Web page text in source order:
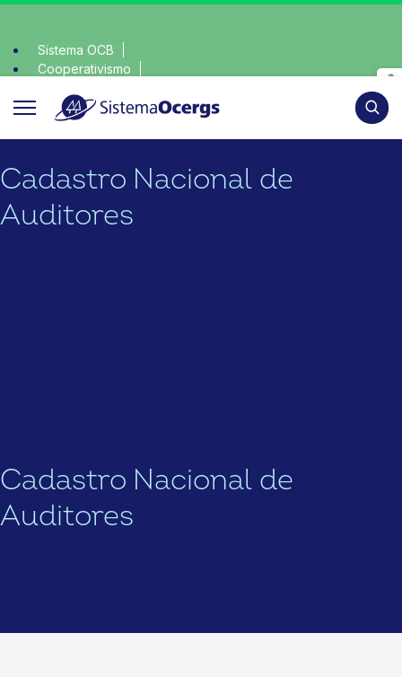
Sistema OCB
Cooperativismo
Cadastro Nacional de
Auditores
Cadastro Nacional de
Auditores